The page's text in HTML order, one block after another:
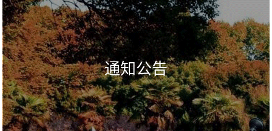
通知公告